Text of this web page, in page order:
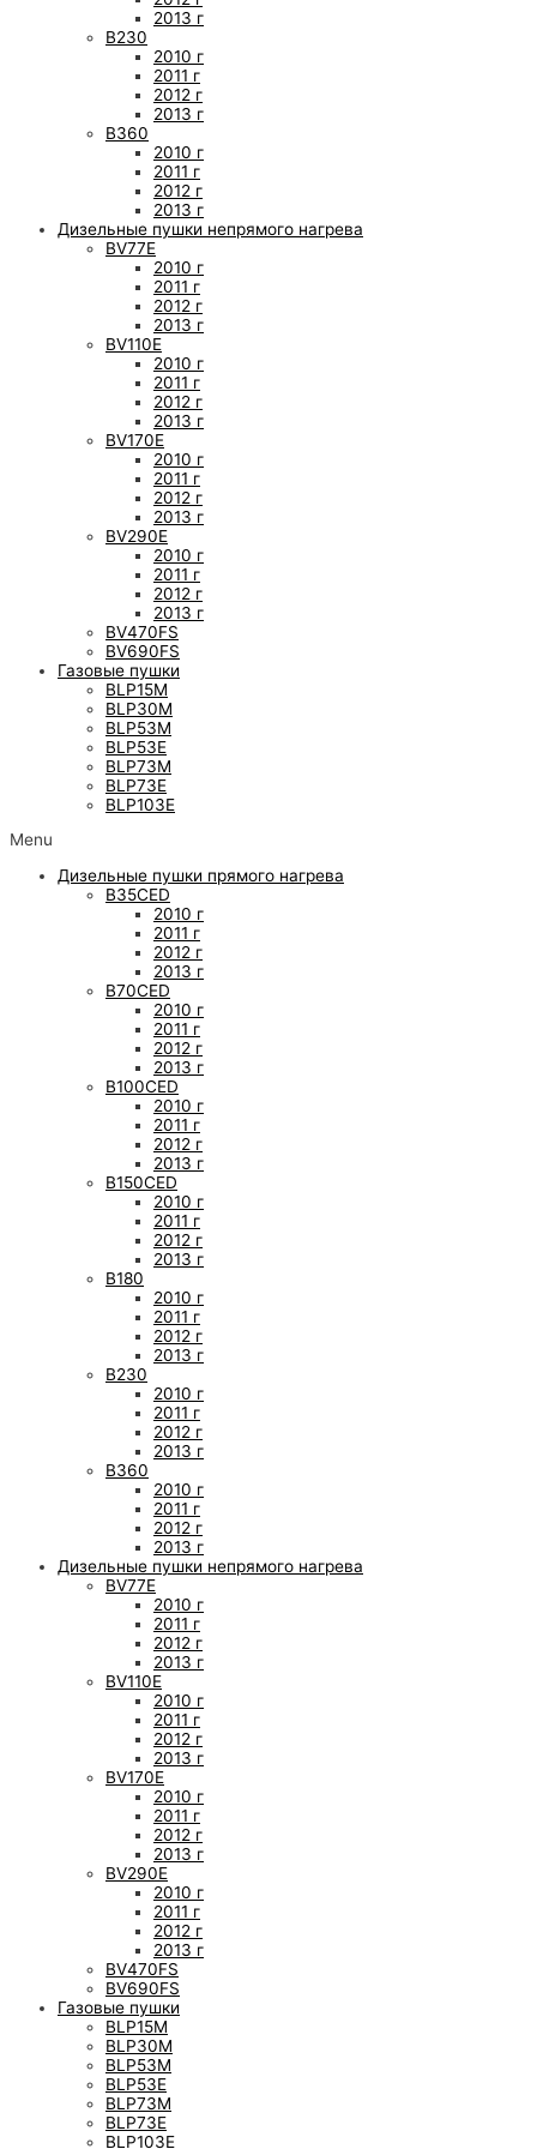
2013 г
B230
2010 г
2011 г
2012 г
2013 г
B360
2010 г
2011 г
2012 г
2013 г
Дизельные пушки непрямого нагрева
BV77E
2010 г
2011 г
2012 г
2013 г
BV110E
2010 г
2011 г
2012 г
2013 г
BV170E
2010 г
2011 г
2012 г
2013 г
BV290E
2010 г
2011 г
2012 г
2013 г
BV470FS
BV690FS
Газовые пушки
BLP15M
BLP30M
BLP53M
BLP53E
BLP73M
BLP73E
BLP103E
Menu
Дизельные пушки прямого нагрева
B35CED
2010 г
2011 г
2012 г
2013 г
B70CED
2010 г
2011 г
2012 г
2013 г
B100CED
2010 г
2011 г
2012 г
2013 г
B150CED
2010 г
2011 г
2012 г
2013 г
B180
2010 г
2011 г
2012 г
2013 г
B230
2010 г
2011 г
2012 г
2013 г
B360
2010 г
2011 г
2012 г
2013 г
Дизельные пушки непрямого нагрева
BV77E
2010 г
2011 г
2012 г
2013 г
BV110E
2010 г
2011 г
2012 г
2013 г
BV170E
2010 г
2011 г
2012 г
2013 г
BV290E
2010 г
2011 г
2012 г
2013 г
BV470FS
BV690FS
Газовые пушки
BLP15M
BLP30M
BLP53M
BLP53E
BLP73M
BLP73E
BLP103E